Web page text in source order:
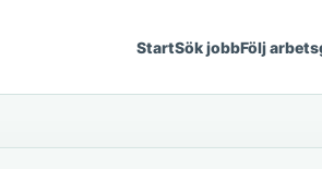
StartSök jobbFölj